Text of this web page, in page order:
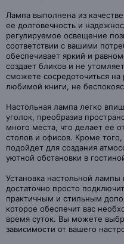
Лампа выполнена из
ее долговечность и
регулируемое освещение
соответствии с вашими
обеспечивает яркий и
создает бликов и не
сможете сосредоточиться на
любимой книги, не
Настольная лампа легко
уголок, преобразив
много места, что делает ее
столов и офисов. Кроме
подойдет для создания
уютной обстановки в
Установка настольной
достаточно просто
практичным и стильным
которое обеспечит вас
время суток. Вы можете
зависимости от вашего